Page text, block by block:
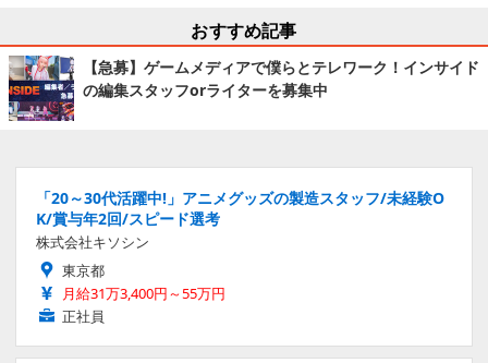
おすすめ記事
【急募】ゲームメディアで僕らとテレワーク！インサイド
の編集スタッフorライターを募集中
「20～30代活躍中!」アニメグッズの製造スタッフ/未経験O
K/賞与年2回/スピード選考
株式会社キソシン
東京都
月給31万3,400円～55万円
正社員